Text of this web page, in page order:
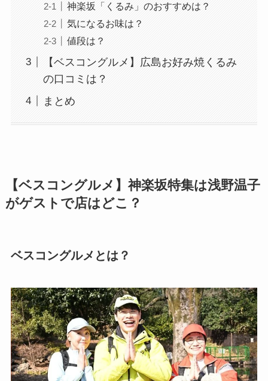
神楽坂「くるみ」のおすすめは？
気になるお味は？
値段は？
【ベスコングルメ】広島お好み焼くるみ
の口コミは？
まとめ
【ベスコングルメ】神楽坂特集は浅野温子
がゲストで店はどこ？
ベスコングルメとは？